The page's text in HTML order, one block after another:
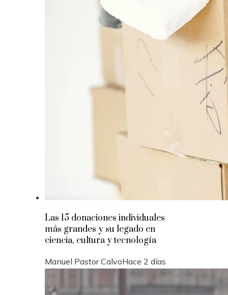
Las 15 donaciones individuales
más grandes y su legado en
ciencia, cultura y tecnología
Manuel Pastor CalvoHace 2 días